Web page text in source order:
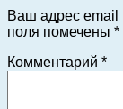
Ваш адрес email
поля помечены *
Комментарий *